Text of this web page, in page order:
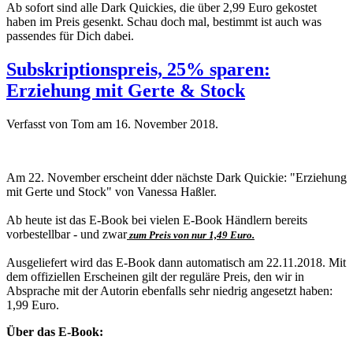
Ab sofort sind alle Dark Quickies, die über 2,99 Euro gekostet
haben im Preis gesenkt. Schau doch mal, bestimmt ist auch was
passendes für Dich dabei.
Subskriptionspreis, 25% sparen:
Erziehung mit Gerte & Stock
Verfasst von Tom am 16. November 2018.
Am 22. November erscheint dder nächste Dark Quickie: "Erziehung
mit Gerte und Stock" von Vanessa Haßler.
Ab heute ist das E-Book bei vielen E-Book Händlern bereits
vorbestellbar - und zwarzum Preis von nur 1,49 Euro.
Ausgeliefert wird das E-Book dann automatisch am 22.11.2018. Mit
dem offiziellen Erscheinen gilt der reguläre Preis, den wir in
Absprache mit der Autorin ebenfalls sehr niedrig angesetzt haben:
1,99 Euro.
Über das E-Book: